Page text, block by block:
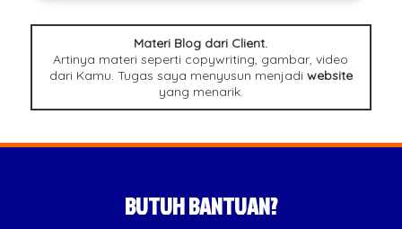
Materi Blog dari Client.
Artinya materi seperti copywriting, gambar, video
dari Kamu. Tugas saya menyusun menjadi website
yang menarik.
BUTUH BANTUAN?